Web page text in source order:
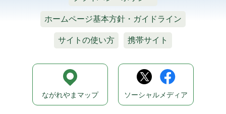
ホームページ基本方針・ガイドライン
サイトの使い方 携帯サイト
ながれやまマップ ソーシャルメディア